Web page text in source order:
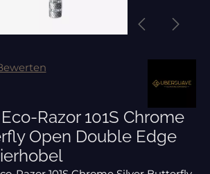
Bewertung von 0 von 5 Sternen
Razor 101S Chrome
Open Double Edge